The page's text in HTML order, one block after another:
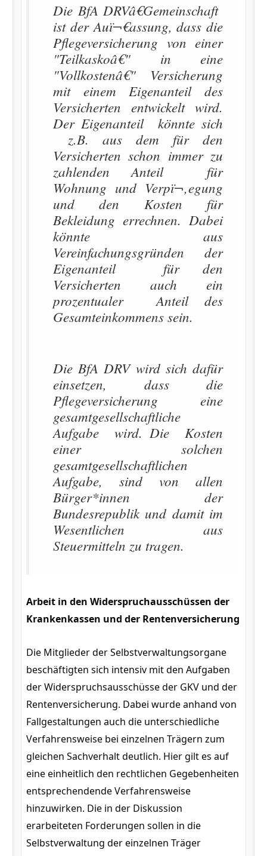
Die BfA DRVâ€Gemeinschaft
ist der Auï¬€assung, dass die
Pflegeversicherung von einer
"Teilkaskoâ€" in eine
"Vollkostenâ€" Versicherung
mit einem Eigenanteil des
Versicherten entwickelt wird.
Der Eigenanteil könnte sich
z.B. aus dem für den
Versicherten schon immer zu
zahlenden Anteil für
Wohnung und Verpï¬‚egung
und den Kosten für
Bekleidung errechnen. Dabei
könnte aus
Vereinfachungsgründen der
Eigenanteil für den
Versicherten auch ein
prozentualer Anteil des
Gesamteinkommens sein.
Die BfA DRV wird sich dafür
einsetzen, dass die
Pflegeversicherung eine
gesamtgesellschaftliche
Aufgabe wird. Die Kosten
einer solchen
gesamtgesellschaftlichen
Aufgabe, sind von allen
Bürger*innen der
Bundesrepublik und damit im
Wesentlichen aus
Steuermitteln zu tragen.
Arbeit in den Widerspruchausschüssen der
Krankenkassen und der Rentenversicherung
Die Mitglieder der Selbstverwaltungsorgane
beschäftigten sich intensiv mit den Aufgaben
der Widerspruchsausschüsse der GKV und der
Rentenversicherung. Dabei wurde anhand von
Fallgestaltungen auch die unterschiedliche
Verfahrensweise bei einzelnen Trägern zum
gleichen Sachverhalt deutlich. Hier gilt es auf
eine einheitlich den rechtlichen Gegebenheiten
entsprechendende Verfahrensweise
hinzuwirken. Die in der Diskussion
erarbeiteten Forderungen sollen in die
Selbstverwaltung der einzelnen Träger